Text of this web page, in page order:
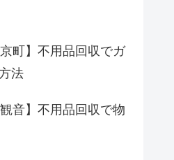
町】不用品回収でガ
法
音】不用品回収で物